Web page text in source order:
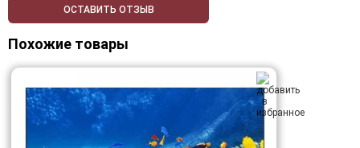
ОСТАВИТЬ ОТЗЫВ
Похожие товары